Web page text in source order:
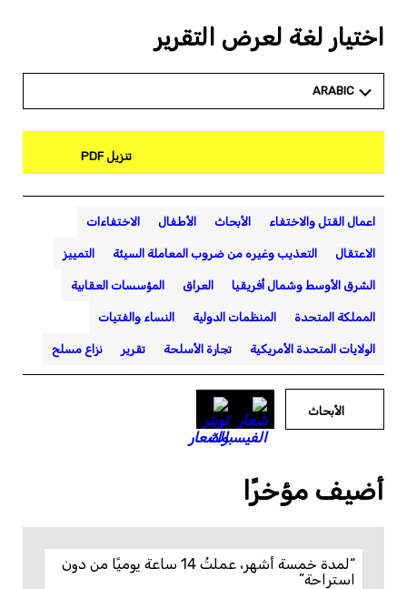
اختيار لغة لعرض التقرير
ARABIC
تنزيل PDF
اعمال القتل والاختفاء الأبحاث الأطفال الاختفاءات
الاعتقال التعذيب وغيره من ضروب المعاملة السيئة التمييز
الشرق الأوسط وشمال أفريقيا العراق المؤسسات العقابية
المملكة المتحدة المنظمات الدولية النساء والفتيات
الولايات المتحدة الأمريكية تجارة الأسلحة تقرير نزاع مسلح
الأبحاث
أضيف مؤخرًا
“لمدة خمسة أشهر، عملتُ 14 ساعة يوميًا من دون
استراحة”